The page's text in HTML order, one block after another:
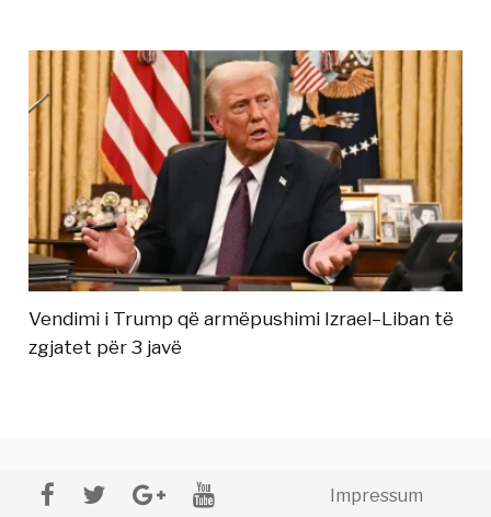
Vendimi i Trump që armëpushimi Izrael–Liban të
zgjatet për 3 javë
Impressum